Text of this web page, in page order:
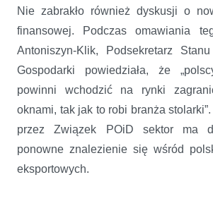
Nie zabrakło również dyskusji o
finansowej. Podczas omawiania
Antoniszyn-Klik, Podsekretarz
Gospodarki powiedziała, że
powinni wchodzić na rynki
oknami, tak jak to robi branża
przez Związek POiD sektor ma
ponowne znalezienie się wśród
eksportowych.